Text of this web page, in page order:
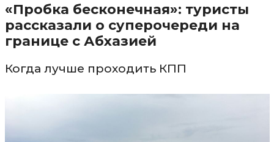
«Пробка бесконечная»: туристы
рассказали о суперочереди на
границе с Абхазией
Когда лучше проходить КПП